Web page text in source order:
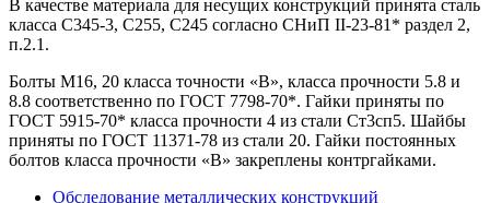
В качестве материала для несущих конструкций принята сталь
класса С345-3, С255, С245 согласно СНиП II-23-81* раздел 2,
п.2.1.
Болты М16, 20 класса точности «В», класса прочности 5.8 и
8.8 соответственно по ГОСТ 7798-70*. Гайки приняты по
ГОСТ 5915-70* класса прочности 4 из стали Ст3сп5. Шайбы
приняты по ГОСТ 11371-78 из стали 20. Гайки постоянных
болтов класса прочности «В» закреплены контргайками.
Обследование металлических конструкций